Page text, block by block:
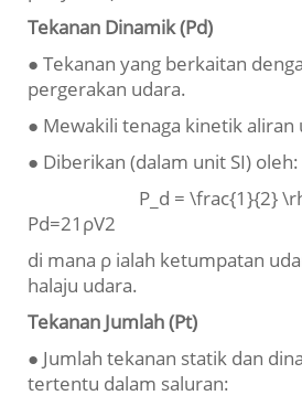
Tekanan Dinamik (Pd)
● Tekanan yang berkaitan
pergerakan udara.
● Mewakili tenaga kinetik aliran
● Diberikan (dalam unit SI) oleh:
P_d = \frac{1}{2}
Pd​=21​ρV2
di mana ρ ialah ketumpatan
halaju udara.
Tekanan Jumlah (Pt)
● Jumlah tekanan statik dan
tertentu dalam saluran: